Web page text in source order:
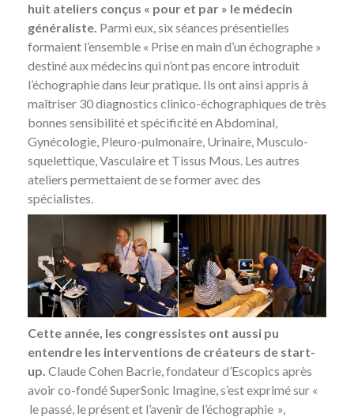
huit ateliers conçus « pour et par » le médecin
généraliste. Parmi eux, six séances présentielles
formaient l’ensemble « Prise en main d’un échographe »
destiné aux médecins qui n’ont pas encore introduit
l’échographie dans leur pratique. Ils ont ainsi appris à
maîtriser 30 diagnostics clinico-échographiques de très
bonnes sensibilité et spécificité en Abdominal,
Gynécologie, Pleuro-pulmonaire, Urinaire, Musculo-
squelettique, Vasculaire et Tissus Mous. Les autres
ateliers permettaient de se former avec des
spécialistes.
Cette année, les congressistes ont aussi pu
entendre les interventions de créateurs de start-
up. Claude Cohen Bacrie, fondateur d’Escopics après
avoir co-fondé SuperSonic Imagine, s’est exprimé sur «
le passé, le présent et l’avenir de l’échographie »,